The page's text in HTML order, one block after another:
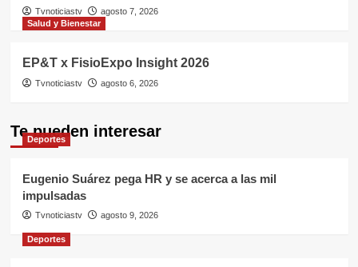
Tvnoticiastv
agosto 7, 2026
Salud y Bienestar
EP&T x FisioExpo Insight 2026
Tvnoticiastv agosto 6, 2026
Te pueden interesar
Deportes
Eugenio Suárez pega HR y se acerca a las mil
impulsadas
Tvnoticiastv agosto 9, 2026
Deportes